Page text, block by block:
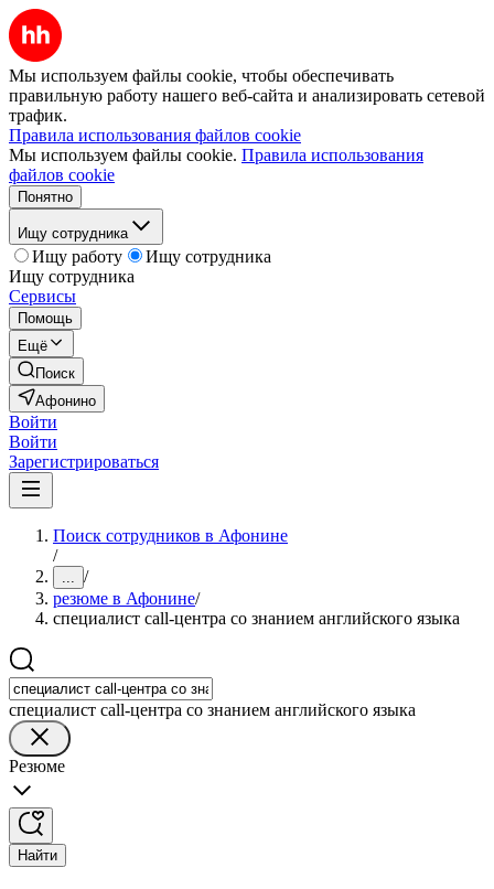
Мы используем файлы cookie, чтобы обеспечивать
правильную работу нашего веб-сайта и анализировать сетевой
трафик.
Правила использования файлов cookie
Мы используем файлы cookie. Правила использования
файлов cookie
Понятно
Ищу сотрудника
Ищу работу
Ищу сотрудника
Ищу сотрудника
Сервисы
Помощь
Ещё
Поиск
Афонино
Войти
Войти
Зарегистрироваться
Поиск сотрудников в Афонине
/
... /
резюме в Афонине/
специалист call-центра со знанием английского языка
специалист call-центра со знанием английского языка
Резюме
Найти